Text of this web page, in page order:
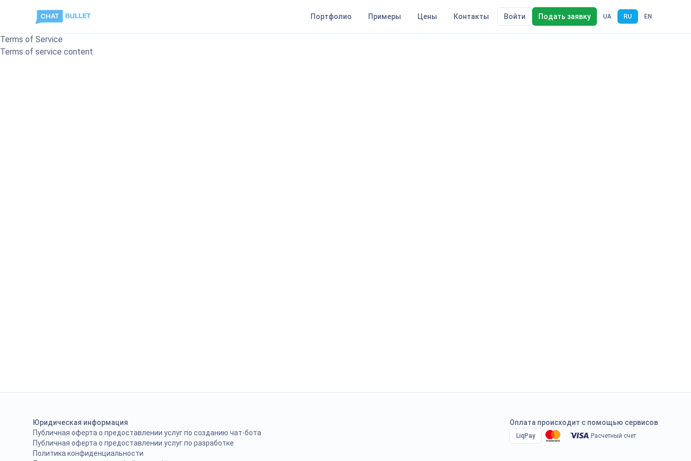
Портфолио Примеры Цены Контакты Войти Подать заявку UA RU EN
Terms of Service
Terms of service content.
Юридическая информация
Публичная оферта о предоставлении услуг по созданию чат-бота
Публичная оферта о предоставлении услуг по разработке
Политика конфиденциальности
Оплата происходит с помощью сервисов
LiqPay Расчетный счет